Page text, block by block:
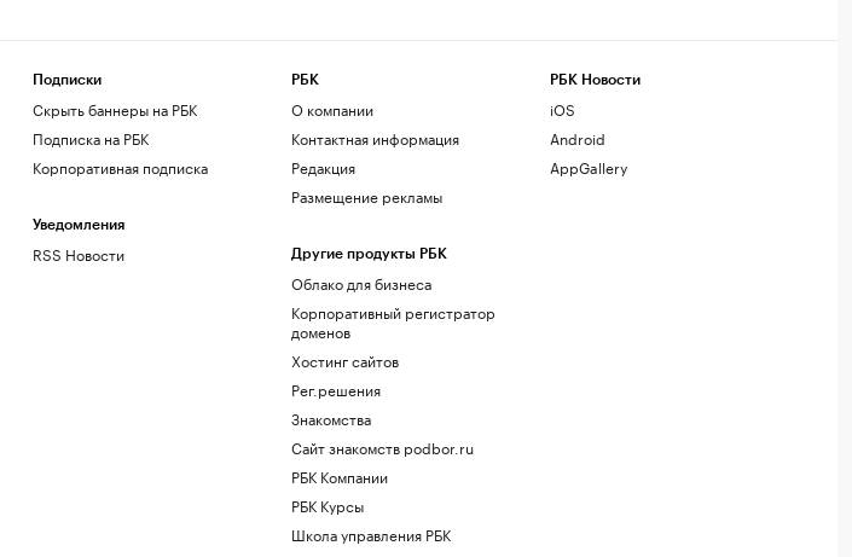
Подписки
Скрыть баннеры на РБК
Подписка на РБК
Корпоративная подписка
Уведомления
RSS Новости
РБК
О компании
Контактная информация
Редакция
Размещение рекламы
Другие продукты РБК
Облако для бизнеса
Корпоративный регистратор
доменов
Хостинг сайтов
Рег.решения
Знакомства
Сайт знакомств podbor.ru
РБК Компании
РБК Курсы
Школа управления РБК
РБК Новости
iOS
Android
AppGallery